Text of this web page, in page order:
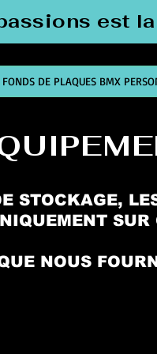
est
FONDS DE PLAQUES BMX
STOCKAGE,
SUR
NOUS